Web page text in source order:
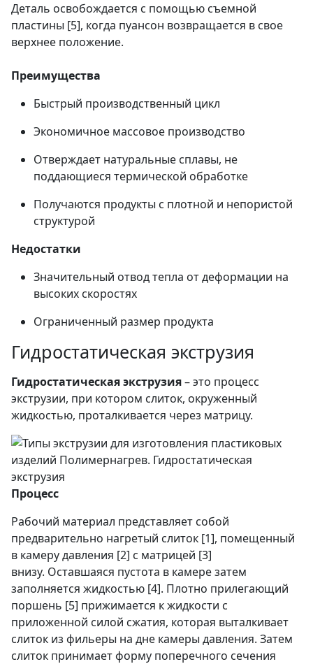
Деталь освобождается с помощью съемной
пластины [5], когда пуансон возвращается в свое
верхнее положение.
Преимущества
Быстрый производственный цикл
Экономичное массовое производство
Отверждает натуральные сплавы, не
поддающиеся термической обработке
Получаются продукты с плотной и непористой
структурой
Недостатки
Значительный отвод тепла от деформации на
высоких скоростях
Ограниченный размер продукта
Гидростатическая экструзия
Гидростатическая экструзия– это процесс
экструзии, при котором слиток, окруженный
жидкостью, проталкивается через матрицу.
Процесс
Рабочий материал представляет собой
предварительно нагретый слиток [1], помещенный
в камеру давления [2] с матрицей [3]
внизу. Оставшаяся пустота в камере затем
заполняется жидкостью [4]. Плотно прилегающий
поршень [5] прижимается к жидкости с
приложенной силой сжатия, которая выталкивает
слиток из фильеры на дне камеры давления. Затем
слиток принимает форму поперечного сечения